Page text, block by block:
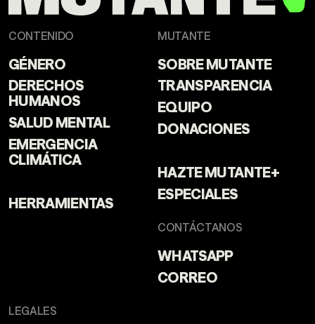
CONTENIDO
GÉNERO
DERECHOS
HUMANOS
SALUD MENTAL
EMERGENCIA
CLIMÁTICA
HERRAMIENTAS
MUTANTE
SOBRE MUTANTE
TRANSPARENCIA
EQUIPO
DONACIONES
HAZTE MUTANTE+
ESPECIALES
CONTÁCTANOS
WHATSAPP
CORREO
LEGALES